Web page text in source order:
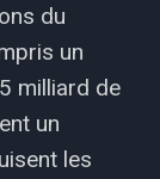
du
un
milliard de
un
les